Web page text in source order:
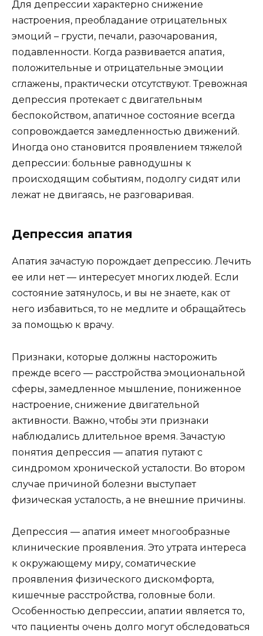
Для депрессии характерно снижение
настроения, преобладание отрицательных
эмоций – грусти, печали, разочарования,
подавленности. Когда развивается апатия,
положительные и отрицательные эмоции
сглажены, практически отсутствуют. Тревожная
депрессия протекает с двигательным
беспокойством, апатичное состояние всегда
сопровождается замедленностью движений.
Иногда оно становится проявлением тяжелой
депрессии: больные равнодушны к
происходящим событиям, подолгу сидят или
лежат не двигаясь, не разговаривая.
Депрессия апатия
Апатия зачастую порождает депрессию. Лечить
ее или нет — интересует многих людей. Если
состояние затянулось, и вы не знаете, как от
него избавиться, то не медлите и обращайтесь
за помощью к врачу.
Признаки, которые должны насторожить
прежде всего — расстройства эмоциональной
сферы, замедленное мышление, пониженное
настроение, снижение двигательной
активности. Важно, чтобы эти признаки
наблюдались длительное время. Зачастую
понятия депрессия — апатия путают с
синдромом хронической усталости. Во втором
случае причиной болезни выступает
физическая усталость, а не внешние причины.
Депрессия — апатия имеет многообразные
клинические проявления. Это утрата интереса
к окружающему миру, соматические
проявления физического дискомфорта,
кишечные расстройства, головные боли.
Особенностью депрессии, апатии является то,
что пациенты очень долго могут обследоваться